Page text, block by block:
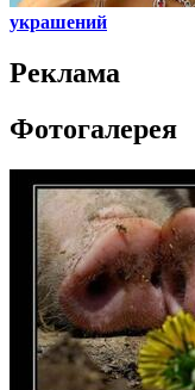
украшений
Реклама
Фотогалерея